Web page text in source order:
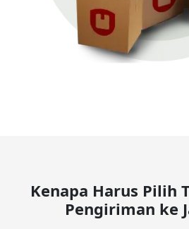
Kenapa Harus Pilih
Pengiriman ke